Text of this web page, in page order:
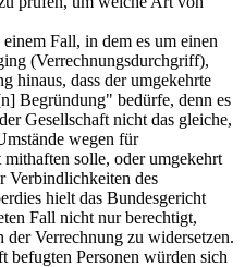
Fall, in dem es um einen
(Verrechnungsdurchgriff),
hinaus, dass der umgekehrte
Begründung" bedürfe, denn es
Gesellschaft nicht das gleiche,
wegen für
solle, oder umgekehrt
Verbindlichkeiten des
hielt das Bundesgericht
Fall nicht nur berechtigt,
Verrechnung zu widersetzen.
befugten Personen würden sich